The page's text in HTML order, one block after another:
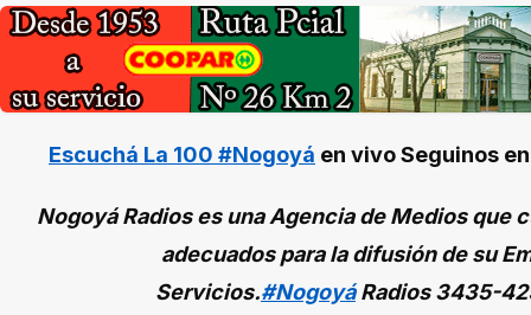
Escuchá La 100 #Nogoyá en vivoSeguinos
Nogoyá Radios es una Agencia de Medios
adecuados para la difusión de su
Servicios.#NogoyáRadios3435-